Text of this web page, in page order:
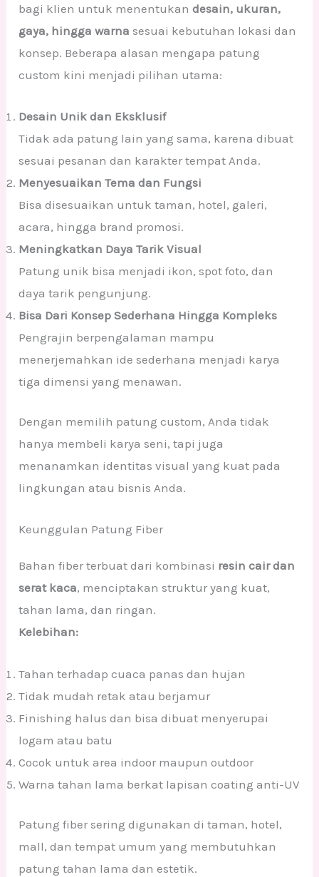
bagi klien untuk menentukandesain, ukuran,
gaya, hingga warna sesuai kebutuhan lokasi dan
konsep. Beberapa alasan mengapa patung
custom kini menjadi pilihan utama:
Desain Unik dan Eksklusif
Tidak ada patung lain yang sama, karena dibuat
sesuai pesanan dan karakter tempat Anda.
Menyesuaikan Tema dan Fungsi
Bisa disesuaikan untuk taman, hotel, galeri,
acara, hingga brand promosi.
Meningkatkan Daya Tarik Visual
Patung unik bisa menjadi ikon, spot foto, dan
daya tarik pengunjung.
Bisa Dari Konsep Sederhana Hingga Kompleks
Pengrajin berpengalaman mampu
menerjemahkan ide sederhana menjadi karya
tiga dimensi yang menawan.
Dengan memilih patung custom, Anda tidak
hanya membeli karya seni, tapi juga
menanamkan identitas visual yang kuat pada
lingkungan atau bisnis Anda.
Keunggulan Patung Fiber
Bahan fiber terbuat dari kombinasi resin cair dan
serat kaca, menciptakan struktur yang kuat,
tahan lama, dan ringan.
Kelebihan:
Tahan terhadap cuaca panas dan hujan
Tidak mudah retak atau berjamur
Finishing halus dan bisa dibuat menyerupai
logam atau batu
Cocok untuk area indoor maupun outdoor
Warna tahan lama berkat lapisan coating anti-UV
Patung fiber sering digunakan di taman, hotel,
mall, dan tempat umum yang membutuhkan
patung tahan lama dan estetik.